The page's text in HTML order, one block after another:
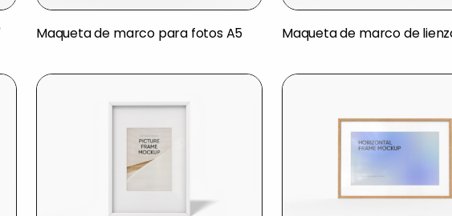
Maqueta de marco para fotos A5 Maqueta de marco de